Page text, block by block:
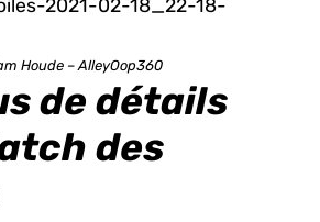
Houde – AlleyOop360
de détails
des